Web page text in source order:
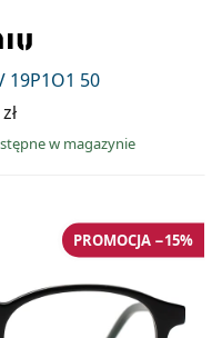
19P1O1 50
w magazynie
PROMOCJA −15%